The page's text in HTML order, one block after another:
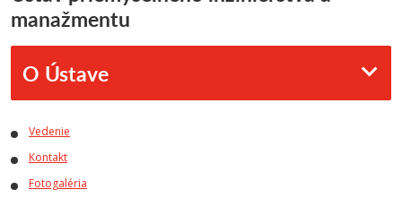
manažmentu
O Ústave
Vedenie
Kontakt
Fotogaléria